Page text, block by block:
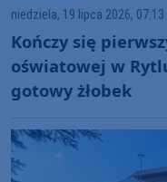
niedziela, 19 lipca 2026, 07:13
Kończy się
oświatowej w
gotowy żłobek